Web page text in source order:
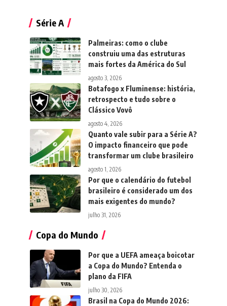
Série A
Palmeiras: como o clube
construiu uma das estruturas
mais fortes da América do Sul
agosto 3, 2026
Botafogo x Fluminense: história,
retrospecto e tudo sobre o
Clássico Vovô
agosto 4, 2026
Quanto vale subir para a Série A?
O impacto financeiro que pode
transformar um clube brasileiro
agosto 1, 2026
Por que o calendário do futebol
brasileiro é considerado um dos
mais exigentes do mundo?
julho 31, 2026
Copa do Mundo
Por que a UEFA ameaça boicotar
a Copa do Mundo? Entenda o
plano da FIFA
julho 30, 2026
Brasil na Copa do Mundo 2026: